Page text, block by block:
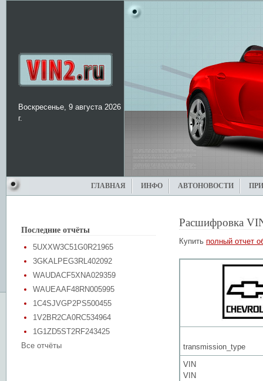
Воскресенье, 9 августа 2026
г.
ГЛАВНАЯ ИНФО АВТОНОВОСТИ
Последние отчёты
5UXXW3C51G0R21965
3GKALPEG3RL402092
WAUDACF5XNA029359
WAUEAAF48RN005995
1C4SJVGP2PS500455
1V2BR2CA0RC534964
1G1ZD5ST2RF243425
Все отчёты
Расшифровка
Купить полный отчет
transmission_type
VIN
VIN